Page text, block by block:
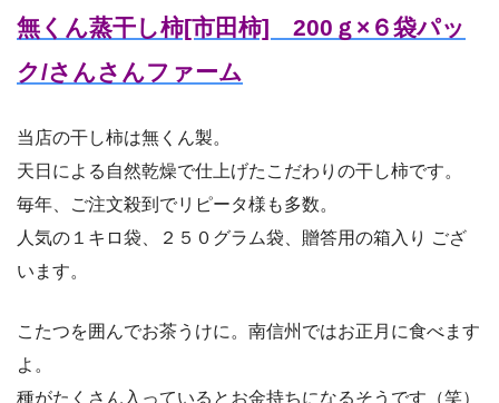
無くん蒸干し柿[市田柿] 200ｇ×６袋パッ
ク/さんさんファーム
当店の干し柿は無くん製。
天日による自然乾燥で仕上げたこだわりの干し柿です。
毎年、ご注文殺到でリピータ様も多数。
人気の１キロ袋、２５０グラム袋、贈答用の箱入り ござ
います。
こたつを囲んでお茶うけに。南信州ではお正月に食べます
よ。
種がたくさん入っているとお金持ちになるそうです（笑）